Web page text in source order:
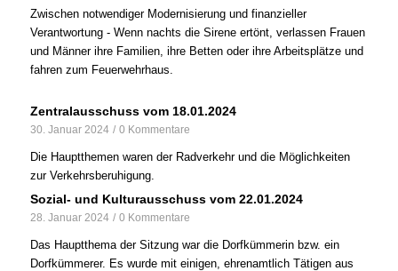
Zwischen notwendiger Modernisierung und finanzieller
Verantwortung - Wenn nachts die Sirene ertönt, verlassen Frauen
und Männer ihre Familien, ihre Betten oder ihre Arbeitsplätze und
fahren zum Feuerwehrhaus.
Zentralausschuss vom 18.01.2024
30. Januar 2024 / 0 Kommentare
Die Hauptthemen waren der Radverkehr und die Möglichkeiten
zur Verkehrsberuhigung.
Sozial- und Kulturausschuss vom 22.01.2024
28. Januar 2024 / 0 Kommentare
Das Hauptthema der Sitzung war die Dorfkümmerin bzw. ein
Dorfkümmerer. Es wurde mit einigen, ehrenamtlich Tätigen aus